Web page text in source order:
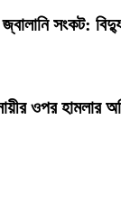
সংকট:
ওপর হামলার